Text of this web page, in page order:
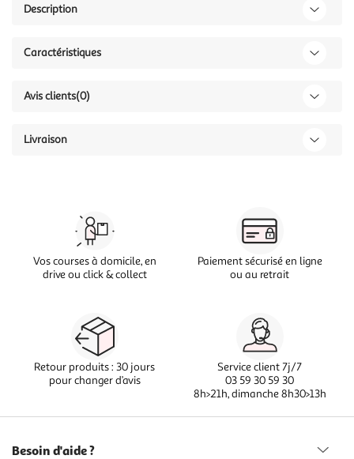
Description
Caractéristiques
Avis clients(0)
Livraison
Vos courses à domicile, en
drive ou click & collect
Paiement sécurisé en ligne
ou au retrait
Retour produits : 30 jours
pour changer d’avis
Service client 7j/7
03 59 30 59 30
8h>21h, dimanche 8h30>13h
Besoin d'aide ?